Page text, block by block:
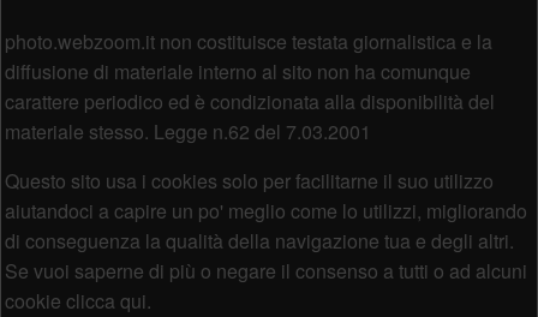
photo.webzoom.it non costituisce testata giornalistica e la
diffusione di materiale interno al sito non ha comunque
carattere periodico ed è condizionata alla disponibilità del
materiale stesso. Legge n.62 del 7.03.2001
Questo sito usa i cookies solo per facilitarne il suo utilizzo
aiutandoci a capire un po' meglio come lo utilizzi, migliorando
di conseguenza la qualità della navigazione tua e degli altri.
Se vuoi saperne di più o negare il consenso a tutti o ad alcuni
cookie clicca qui.